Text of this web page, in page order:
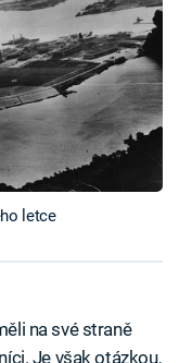
letce
na své straně
Je však otázkou,